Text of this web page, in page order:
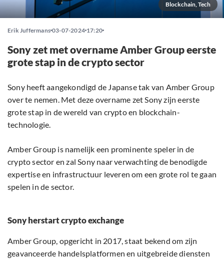
Blockchain, Tech
Erik Juffermans 03-07-2024 17:20
Sony zet met overname Amber Group eerste
grote stap in de crypto sector
Sony heeft aangekondigd de Japanse tak van Amber Group
over te nemen. Met deze overname zet Sony zijn eerste
grote stap in de wereld van crypto en blockchain-
technologie.
Amber Group is namelijk een prominente speler in de
crypto sector en zal Sony naar verwachting de benodigde
expertise en infrastructuur leveren om een grote rol te gaan
spelen in de sector.
Sony herstart crypto exchange
Amber Group, opgericht in 2017, staat bekend om zijn
geavanceerde handelsplatformen en uitgebreide diensten